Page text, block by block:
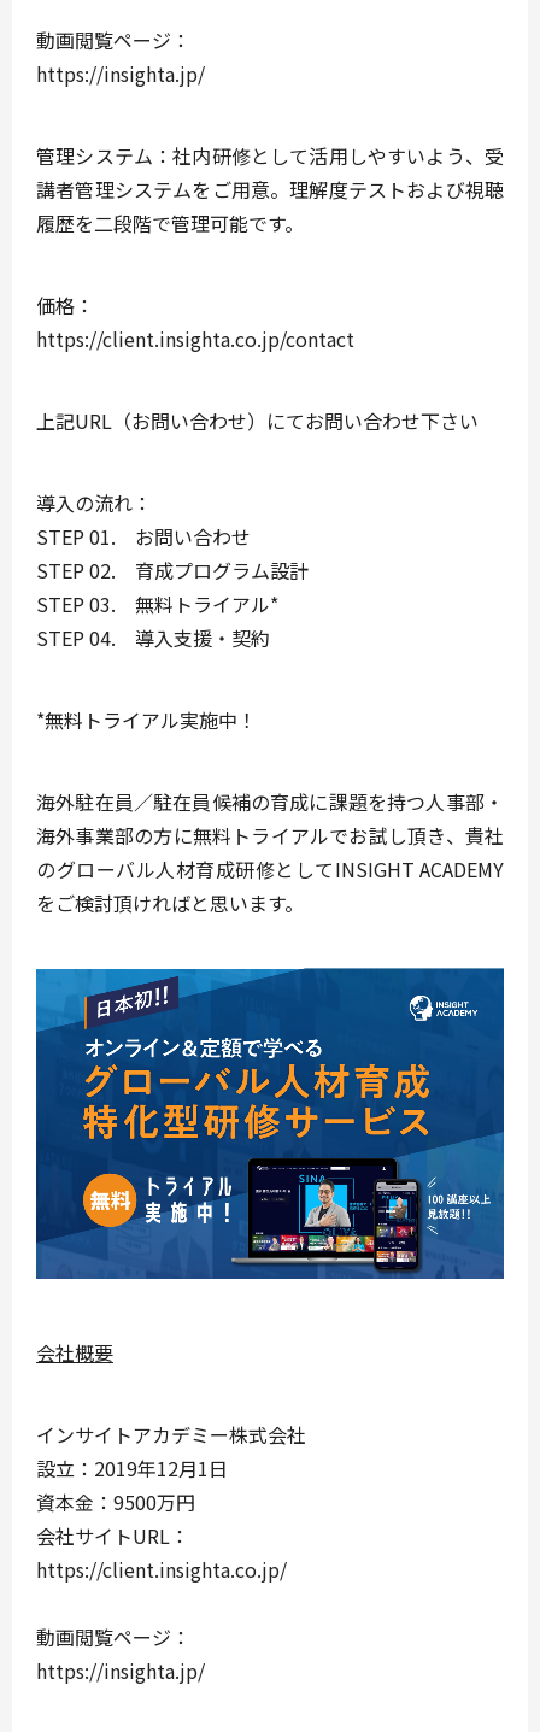
動画閲覧ページ：
https://insighta.jp/
管理システム：社内研修として活用しやすいよう、受
講者管理システムをご用意。理解度テストおよび視聴
履歴を二段階で管理可能です。
価格：
https://client.insighta.co.jp/contact
上記URL（お問い合わせ）にてお問い合わせ下さい
導入の流れ：
STEP 01. お問い合わせ
STEP 02. 育成プログラム設計
STEP 03. 無料トライアル*
STEP 04. 導入支援・契約
*無料トライアル実施中！
海外駐在員／駐在員候補の育成に課題を持つ人事部・
海外事業部の方に無料トライアルでお試し頂き、貴社
のグローバル人材育成研修としてINSIGHT ACADEMY
をご検討頂ければと思います。
会社概要
インサイトアカデミー株式会社
設立：2019年12月1日
資本金：9500万円
会社サイトURL：
https://client.insighta.co.jp/
動画閲覧ページ：
https://insighta.jp/